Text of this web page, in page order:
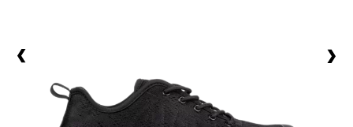
Calzature casual